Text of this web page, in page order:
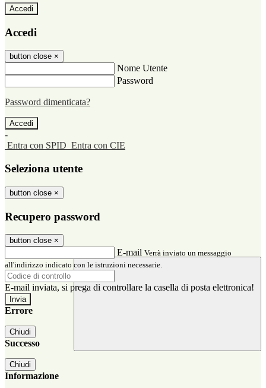
Accedi
Accedi
button close ×
Nome Utente
Password
Password dimenticata?
-
Entra con SPID Entra con CIE
Seleziona utente
button close ×
Recupero password
button close ×
E-mail Verrà inviato un messaggio
all'indirizzo indicato con le istruzioni necessarie.
E-mail inviata, si prega di controllare la casella di posta elettronica!
Errore
Chiudi
Successo
Chiudi
Informazione